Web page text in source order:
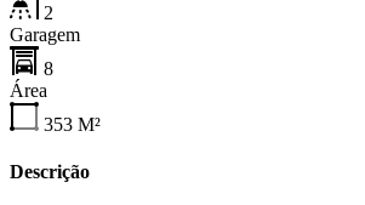
2
Garagem
8
Área
353 M²
Descrição